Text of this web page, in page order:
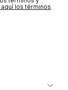
aquí los términos